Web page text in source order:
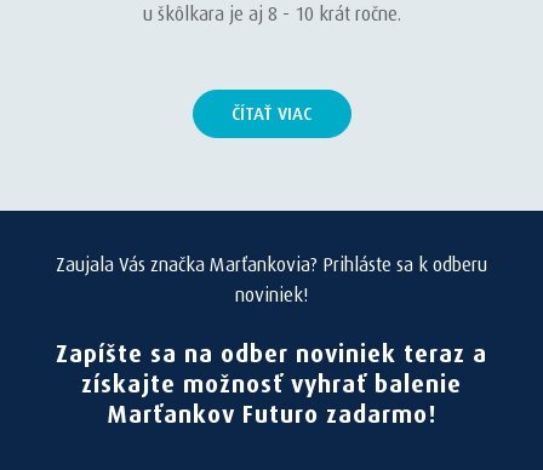
u škôlkara je aj 8 - 10 krát ročne.
ČÍTAŤ VIAC
Zaujala Vás značka Marťankovia? Prihláste sa k odberu
noviniek!
Zapíšte sa na odber noviniek teraz a
získajte možnosť vyhrať balenie
Marťankov Futuro zadarmo!